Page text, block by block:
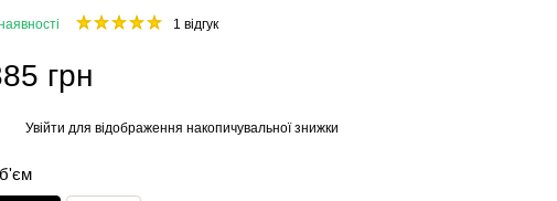
1 відгук
грн
Увійти для відображення накопичувальної знижки